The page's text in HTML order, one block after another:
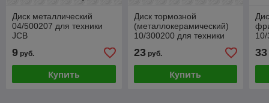
Диск металлический
04/500207 для техники
JCB
9 руб.
Купить
Диск тормозной
(металлокерамический)
10/300200 для техники
23руб.
Купить
10/
33